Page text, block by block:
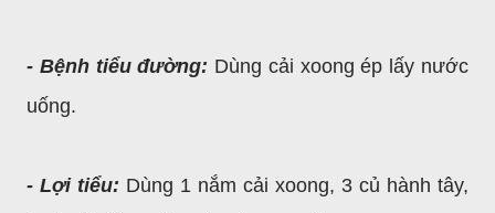
- Bệnh tiểu đường: Dùng cải xoong ép lấy nước
uống.
- Lợi tiểu: Dùng 1 nắm cải xoong, 3 củ hành tây,